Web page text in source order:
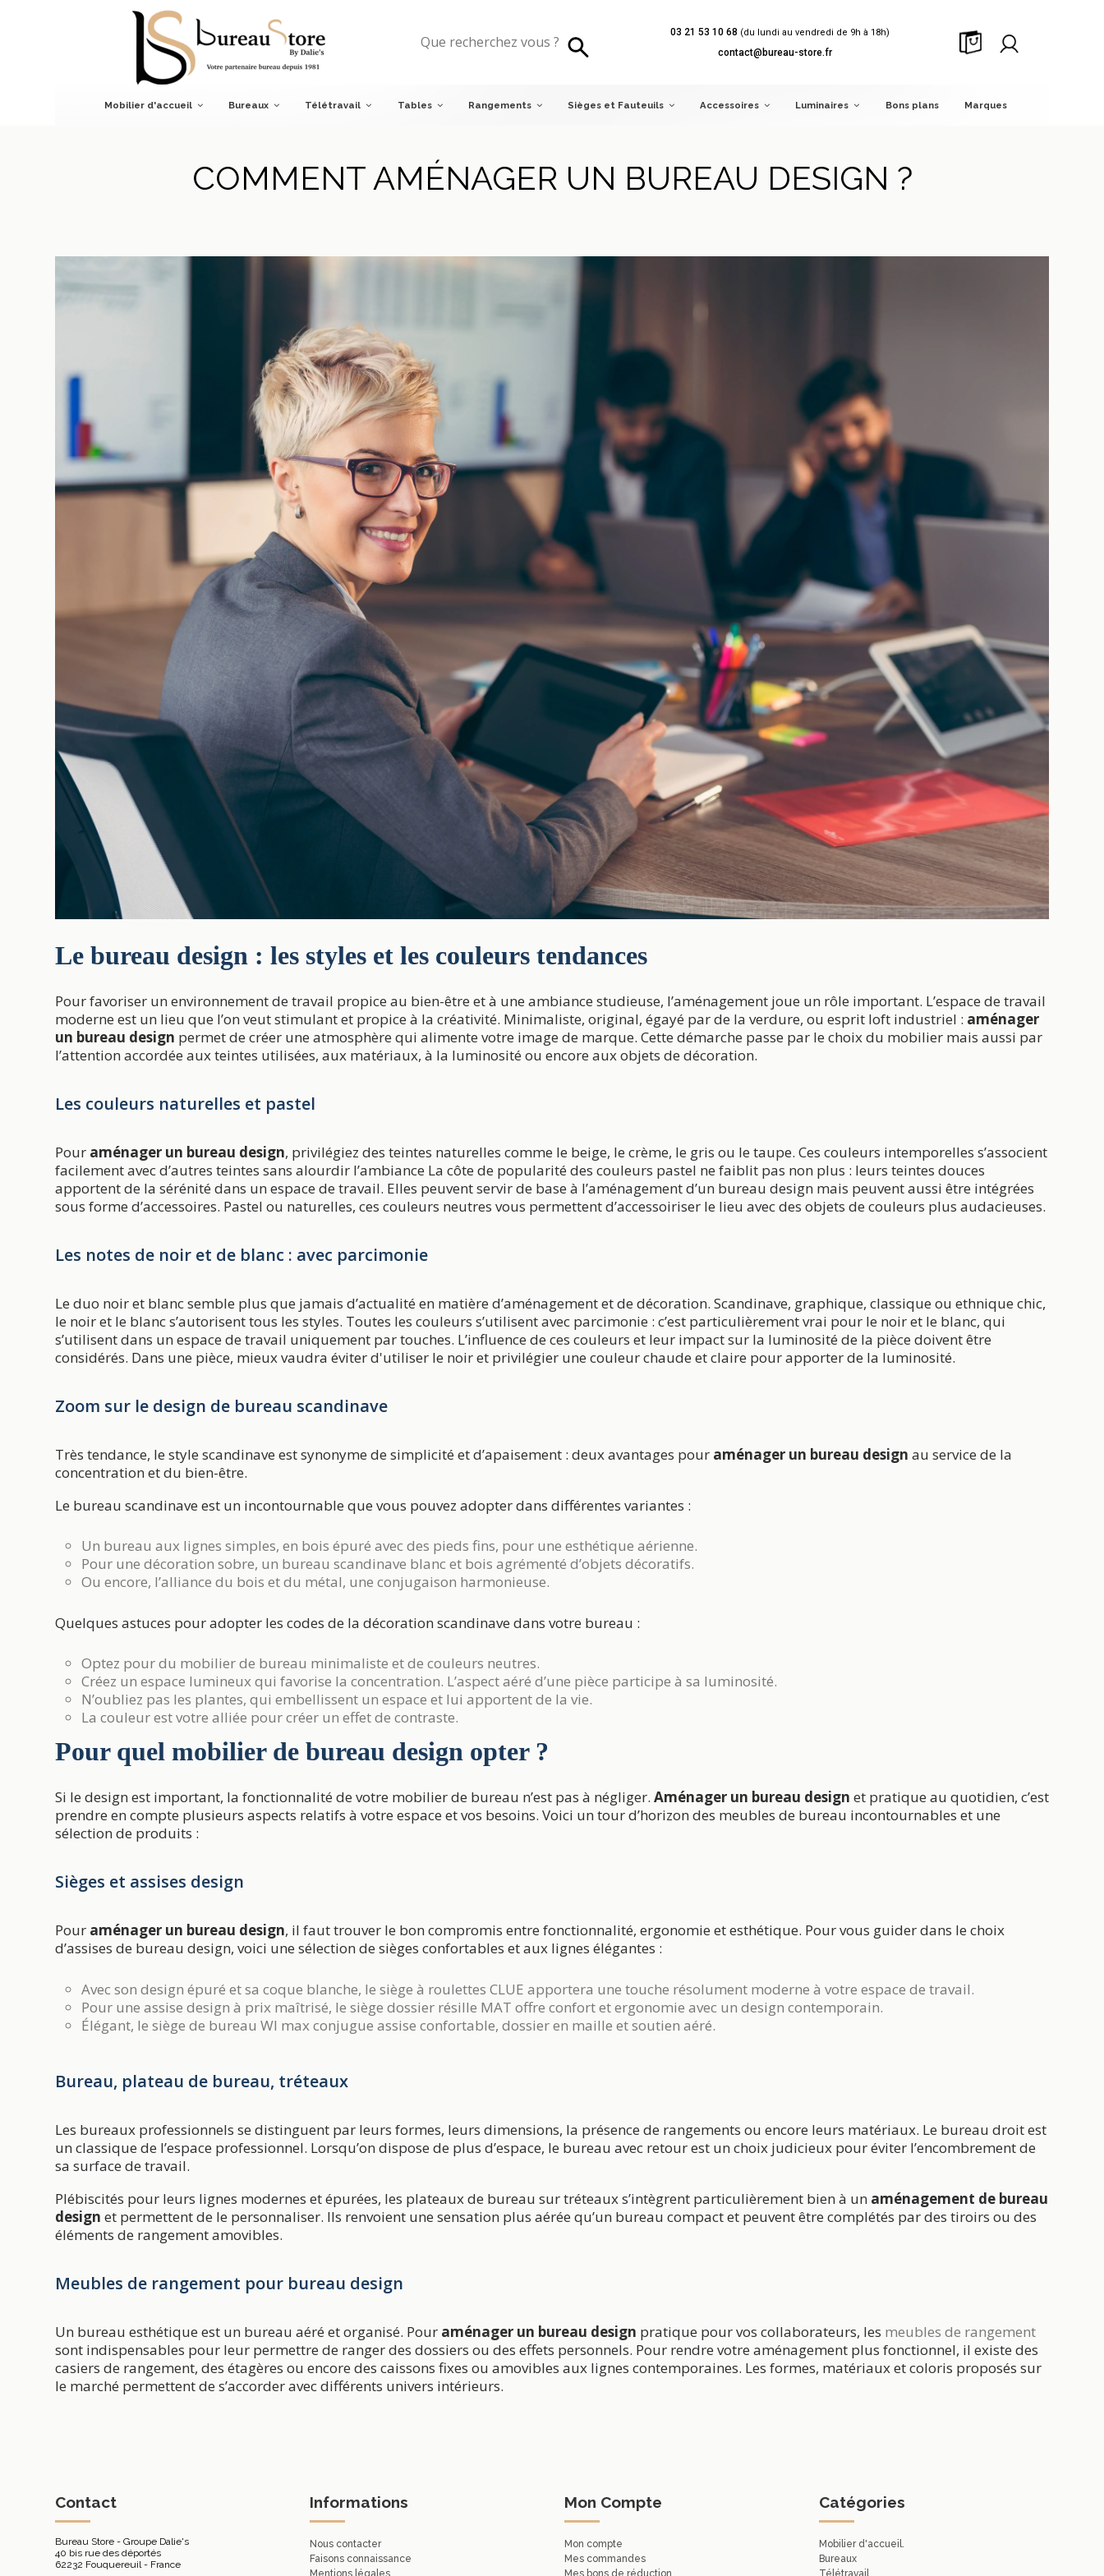
03 21 53 10 68 (du lundi au vendredi de 9h à 18h)
contact@bureau-store.fr
Mobilier d'accueil Bureaux Télétravail Tables Rangements Sièges et Fauteuils Accessoires Luminaires Bons plans Marques
Nos guides Comment aménager un bureau design ?
COMMENT AMÉNAGER UN BUREAU DESIGN ?
Le bureau design : les styles et les couleurs tendances
Pour favoriser un environnement de travail propice au bien-être et à une ambiance studieuse, l’aménagement joue un rôle important. L’espace de travail
moderne est un lieu que l’on veut stimulant et propice à la créativité. Minimaliste, original, égayé par de la verdure, ou esprit loft industriel : aménager
un bureau design permet de créer une atmosphère qui alimente votre image de marque. Cette démarche passe par le choix du mobilier mais aussi par
l’attention accordée aux teintes utilisées, aux matériaux, à la luminosité ou encore aux objets de décoration.
Les couleurs naturelles et pastel
Pour aménager un bureau design, privilégiez des teintes naturelles comme le beige, le crème, le gris ou le taupe. Ces couleurs intemporelles s’associent
facilement avec d’autres teintes sans alourdir l’ambiance La côte de popularité des couleurs pastel ne faiblit pas non plus : leurs teintes douces
apportent de la sérénité dans un espace de travail. Elles peuvent servir de base à l’aménagement d’un bureau design mais peuvent aussi être intégrées
sous forme d’accessoires. Pastel ou naturelles, ces couleurs neutres vous permettent d’accessoiriser le lieu avec des objets de couleurs plus audacieuses.
Les notes de noir et de blanc : avec parcimonie
Le duo noir et blanc semble plus que jamais d’actualité en matière d’aménagement et de décoration. Scandinave, graphique, classique ou ethnique chic,
le noir et le blanc s’autorisent tous les styles. Toutes les couleurs s’utilisent avec parcimonie : c’est particulièrement vrai pour le noir et le blanc, qui
s’utilisent dans un espace de travail uniquement par touches. L’influence de ces couleurs et leur impact sur la luminosité de la pièce doivent être
considérés. Dans une pièce, mieux vaudra éviter d'utiliser le noir et privilégier une couleur chaude et claire pour apporter de la luminosité.
Zoom sur le design de bureau scandinave
Très tendance, le style scandinave est synonyme de simplicité et d’apaisement : deux avantages pour aménager un bureau design au service de la
concentration et du bien-être.
Le bureau scandinave est un incontournable que vous pouvez adopter dans différentes variantes :
Un bureau aux lignes simples, en bois épuré avec des pieds fins, pour une esthétique aérienne.
Pour une décoration sobre, un bureau scandinave blanc et bois agrémenté d’objets décoratifs.
Ou encore, l’alliance du bois et du métal, une conjugaison harmonieuse.
Quelques astuces pour adopter les codes de la décoration scandinave dans votre bureau :
Optez pour du mobilier de bureau minimaliste et de couleurs neutres.
Créez un espace lumineux qui favorise la concentration. L’aspect aéré d’une pièce participe à sa luminosité.
N’oubliez pas les plantes, qui embellissent un espace et lui apportent de la vie.
La couleur est votre alliée pour créer un effet de contraste.
Pour quel mobilier de bureau design opter ?
Si le design est important, la fonctionnalité de votre mobilier de bureau n’est pas à négliger. Aménager un bureau design et pratique au quotidien, c’est
prendre en compte plusieurs aspects relatifs à votre espace et vos besoins. Voici un tour d’horizon des meubles de bureau incontournables et une
sélection de produits :
Sièges et assises design
Pour aménager un bureau design, il faut trouver le bon compromis entre fonctionnalité, ergonomie et esthétique. Pour vous guider dans le choix
d’assises de bureau design, voici une sélection de sièges confortables et aux lignes élégantes :
Avec son design épuré et sa coque blanche, le siège à roulettes CLUE apportera une touche résolument moderne à votre espace de travail.
Pour une assise design à prix maîtrisé, le siège dossier résille MAT offre confort et ergonomie avec un design contemporain.
Élégant, le siège de bureau WI maxconjugue assise confortable, dossier en maille et soutien aéré.
Bureau, plateau de bureau, tréteaux
Les bureaux professionnels se distinguent par leurs formes, leurs dimensions, la présence de rangements ou encore leurs matériaux. Le bureau droit est
un classique de l’espace professionnel. Lorsqu’on dispose de plus d’espace, le bureau avec retour est un choix judicieux pour éviter l’encombrement de
sa surface de travail.
Plébiscités pour leurs lignes modernes et épurées, les plateaux de bureau sur tréteaux s’intègrent particulièrement bien à un aménagement de bureau
design et permettent de le personnaliser. Ils renvoient une sensation plus aérée qu’un bureau compact et peuvent être complétés par des tiroirs ou des
éléments de rangement amovibles.
Meubles de rangement pour bureau design
Un bureau esthétique est un bureau aéré et organisé. Pour aménager un bureau design pratique pour vos collaborateurs, les meubles de rangement
sont indispensables pour leur permettre de ranger des dossiers ou des effets personnels. Pour rendre votre aménagement plus fonctionnel, il existe des
casiers de rangement, des étagères ou encore des caissons fixes ou amovibles aux lignes contemporaines. Les formes, matériaux et coloris proposés sur
le marché permettent de s’accorder avec différents univers intérieurs.
Contact
Bureau Store - Groupe Dalie's
40 bis rue des déportés
62232 Fouquereuil - France
Informations
Nous contacter
Faisons connaissance
Mentions légales
Mon Compte
Mon compte
Mes commandes
Mes bons de réduction
Catégories
Mobilier d'accueil.
Bureaux
Télétravail